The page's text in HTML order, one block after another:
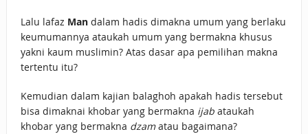
Lalu lafaz Mandalam hadis dimakna umum yang berlaku
keumumannya ataukah umum yang bermakna khusus
yakni kaum muslimin? Atas dasar apa pemilihan makna
tertentu itu?
Kemudian dalam kajian balaghoh apakah hadis tersebut
bisa dimaknai khobar yang bermakna ijabataukah
khobar yang bermakna dzamatau bagaimana?